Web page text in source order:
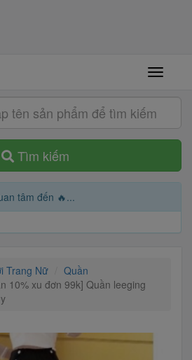
Tìm kiếm
tâm đến 🔥...
Trang Nữ
Quần
10% xu đơn 99k] Quần leeging